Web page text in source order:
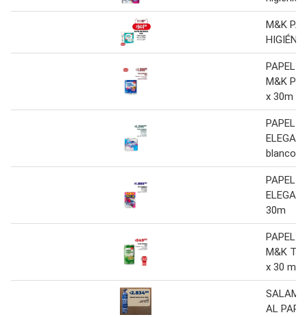
M&K
PAPEL
M&K
x 30m
PAPEL
blanco x
PAPEL
30m
PAPEL
M&K
x 30 m
AL